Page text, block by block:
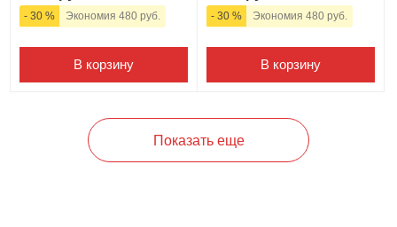
- 30 % Экономия 480 руб.
В корзину
- 30 % Экономия 480 руб.
В корзину
Показать еще